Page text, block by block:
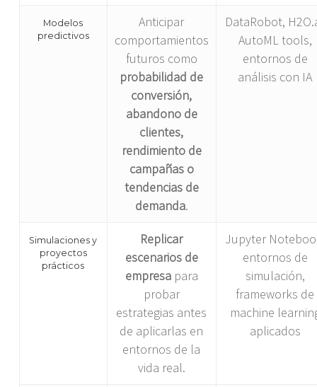
Modelos
predictivos
Anticipar
comportamientos
futuros como
probabilidad de
conversión,
abandono de
clientes,
rendimiento de
campañas o
tendencias de
demanda.
DataRobot,
AutoML tools,
entornos de
análisis con IA
Simulaciones y
proyectos
prácticos
Replicar
escenarios de
empresapara
probar
estrategias antes
de aplicarlas en
entornos de la
vida real.
Jupyter
entornos de
simulación,
frameworks de
machine
aplicados